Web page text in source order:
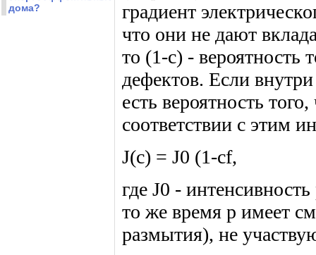
дома?
градиент
что они не дают
то (1-с) - вероятность
дефектов. Если
есть вероятность
соответствии с этим
J(c) = J0 (1-cf,
где J0 -
то же время р имеет
размытия), не